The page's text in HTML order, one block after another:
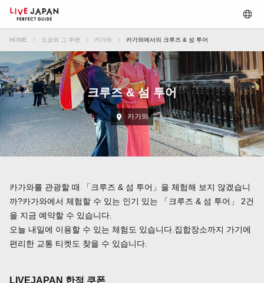
HOME 도쿄와 그 주변 카가와 카가와에서의 크루즈 & 섬 투어
크루즈 & 섬 투어
카가와
카가와를 관광할 때 「크루즈 & 섬 투어」을 체험해 보지 않겠습니
까?카가와에서 체험할 수 있는 인기 있는 「크루즈 & 섬 투어」 2건
을 지금 예약할 수 있습니다.
오늘 내일에 이용할 수 있는 체험도 있습니다.집합장소까지 가기에
편리한 교통 티켓도 찾을 수 있습니다.
LIVEJAPAN 한정 쿠폰